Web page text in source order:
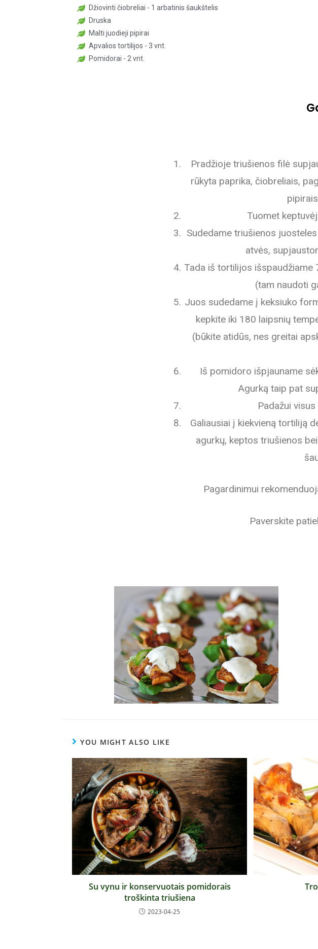
Džiovinti čiobreliai - 1 arbatinis šaukštelis
Druska
Malti juodieji pipirai
Apvalios tortilijos - 3 vnt.
Pomidorai - 2 vnt.
Pradžioje triušienos filė
rūkyta paprika, čiobreliais,
Tuomet
Sudedame triušienos
atvės,
Tada iš tortilijos išspaudžiame
(tam naudoti
Juos sudedame į keksiuko
kepkite iki 180 laipsnių
(būkite atidūs, nes greitai
Iš pomidoro išpjauname
Agurką taip pat
Padažui
Galiausiai į kiekvieną tortiliją
agurkų, keptos triušienos
Pagardinimui
Paverskite
YOU MIGHT ALSO LIKE
Su vynu ir konservuotais pomidorais
troškinta triušiena
2023-04-25